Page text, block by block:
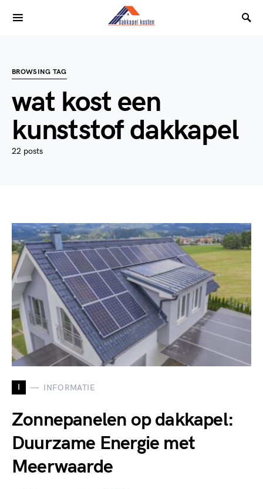
BROWSING TAG
wat kost een
kunststof dakkapel
22 posts
I INFORMATIE
Zonnepanelen op dakkapel:
Duurzame Energie met
Meerwaarde